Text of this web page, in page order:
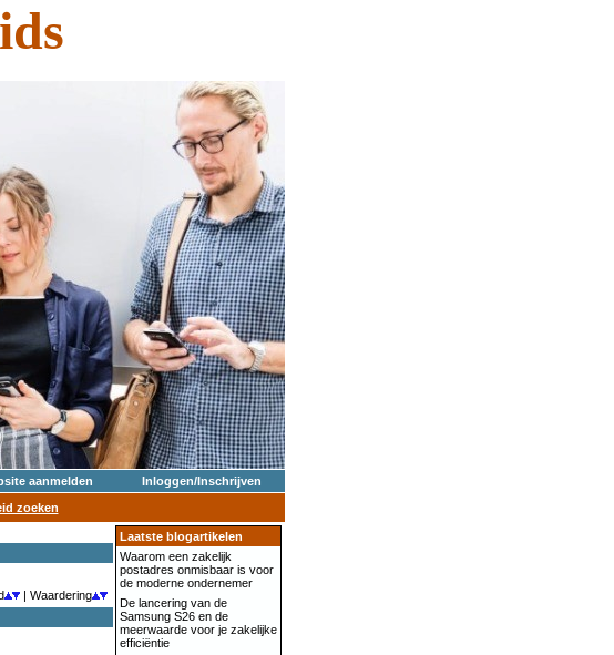
aanmelden
Inloggen/Inschrijven
zoeken
| Waardering
Laatste blogartikelen
Waarom een zakelijk
postadres onmisbaar is voor
de moderne ondernemer
De lancering van de
Samsung S26 en de
meerwaarde voor je zakelijke
efficiëntie